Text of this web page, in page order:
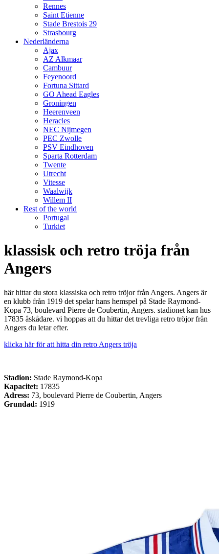
Rennes
Saint Etienne
Stade Brestois 29
Strasbourg
Nederländerna
Ajax
AZ Alkmaar
Cambuur
Feyenoord
Fortuna Sittard
GO Ahead Eagles
Groningen
Heerenveen
Heracles
NEC Nijmegen
PEC Zwolle
PSV Eindhoven
Sparta Rotterdam
Twente
Utrecht
Vitesse
Waalwijk
Willem II
Rest of the world
Portugal
Turkiet
klassisk och retro tröja från
Angers
här hittar du stora klassiska och retro tröjor från Angers. Angers är
en klubb från 1919 det spelar hans hemspel på Stade Raymond-
Kopa 73, boulevard Pierre de Coubertin, Angers. stadionet kan hus
17835 åskådare. vi hoppas att du hittar det trevliga retro tröjor från
Angers du letar efter.
klicka här för att hitta din retro Angers tröja
Stadion: Stade Raymond-Kopa
Kapacitet: 17835
Adress: 73, boulevard Pierre de Coubertin, Angers
Grundad: 1919